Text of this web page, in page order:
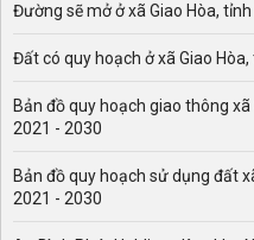
Đường sẽ mở ở xã Giao Hòa, tỉnh
Đất có quy hoạch ở xã Giao Hòa,
Bản đồ quy hoạch giao thông
2021 - 2030
Bản đồ quy hoạch sử dụng đất
2021 - 2030